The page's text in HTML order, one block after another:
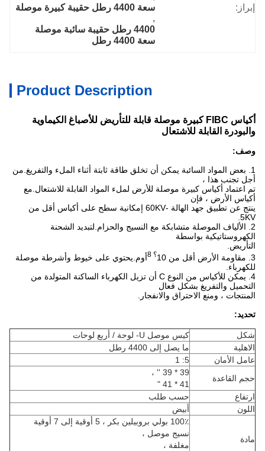
إبراز:
سعة 4400 رطل حقيبة كبيرة موصلة
,
4400 رطل حقيبة سائبة موصلة
سعة 4400 رطل
Product Description
أكياس FIBC كبيرة موصلة قابلة للتأريض للأصباغ الكيماوية
والبودرة القابلة للاشتعال
وصف:
1. بعض المواد السائبة يمكن أن تخلق طاقة ثابتة أثناء الملء والتفريغ.من
أجل تجنب هذا ،
تم اعتماد أكياس كبيرة موصلة للأرض لملء المواد القابلة للاشتعال.مع
أكياس الأرض ، فإن
ينتج عن تطبيق جهد الهالة -60KV إمكانية سطح على أكياس أقل من
5KV.
2. الألياف الموصلة متشابكة مع النسيج والحزام.لتبديد الشحنة
الكهروستاتيكية بواسطة
التأريض.
؟ 8 أوم.يحتوي على خيوط وأشرطة موصلة
للكهرباء.
4. يمكن للأكياس من النوع C أن تزيل الكهرباء الساكنة المتولدة من
التحميل والتفريغ بشكل فعال
المنتجات ، ومنع الاحتراق والانفجار.
تحديد:
شكل
كيس موصل U- لوحة / أربع لوحات
الاهلية
ما يصل إلى 4400 رطل
عامل الأمان
5: 1
حجم القاعدة
39 * 39 '' ،
41 * 41 "
ارتفاع
حسب طلب
اللون
أبيض
مادة
100٪ بولي بروبيلين بكر ، 5 أوقية إلى 7 أوقية
نسيج موصل ،
مغلفة ،